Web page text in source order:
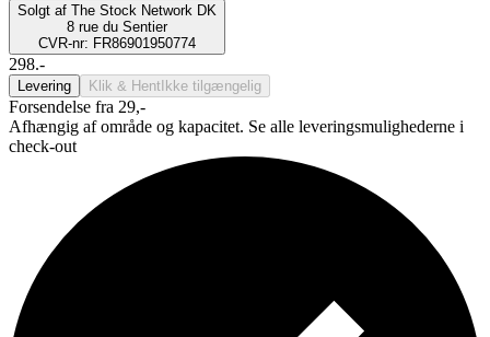
Solgt af The Stock Network DK
8 rue du Sentier
CVR-nr: FR86901950774
298.-
Levering Klik & Hent Ikke tilgængelig
Forsendelse fra 29,-
Afhængig af område og kapacitet. Se alle leveringsmulighederne i
check-out